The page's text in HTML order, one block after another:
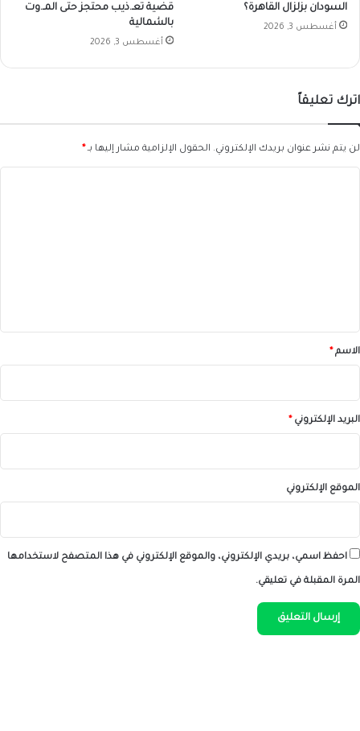
السودان بزلزال القاهرة؟
أغسطس 3, 2026
قضية تعـ.ذيب محتجز حتى المـ.وت
بالشمالية
أغسطس 3, 2026
اترك تعليقاً
لن يتم نشر عنوان بريدك الإلكتروني. الحقول الإلزامية مشار إليها بـ *
*الاسم *
البريد الإلكتروني *
الموقع الإلكتروني
احفظ اسمي، بريدي الإلكتروني، والموقع الإلكتروني في هذا المتصفح لاستخدامها
المرة المقبلة في تعليقي.